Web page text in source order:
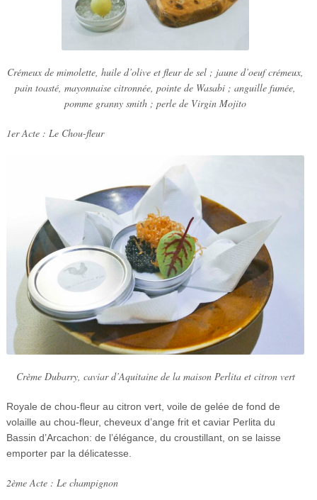
Crémeux de mimolette, huile d’olive et fleur de sel ; jaune d’oeuf crémeux,
pain toasté, mayonnaise citronnée, pointe de Wasabi ; anguille fumée,
pomme granny smith ; perle de Virgin Mojito
1er Acte : Le Chou-fleur
Crème Dubarry, caviar d’Aquitaine de la maison Perlita et citron vert
Royale de chou-fleur au citron vert, voile de gelée de fond de
volaille au chou-fleur, cheveux d’ange frit et caviar Perlita du
Bassin d’Arcachon: de l’élégance, du croustillant, on se laisse
emporter par la délicatesse.
2ème Acte : Le champignon